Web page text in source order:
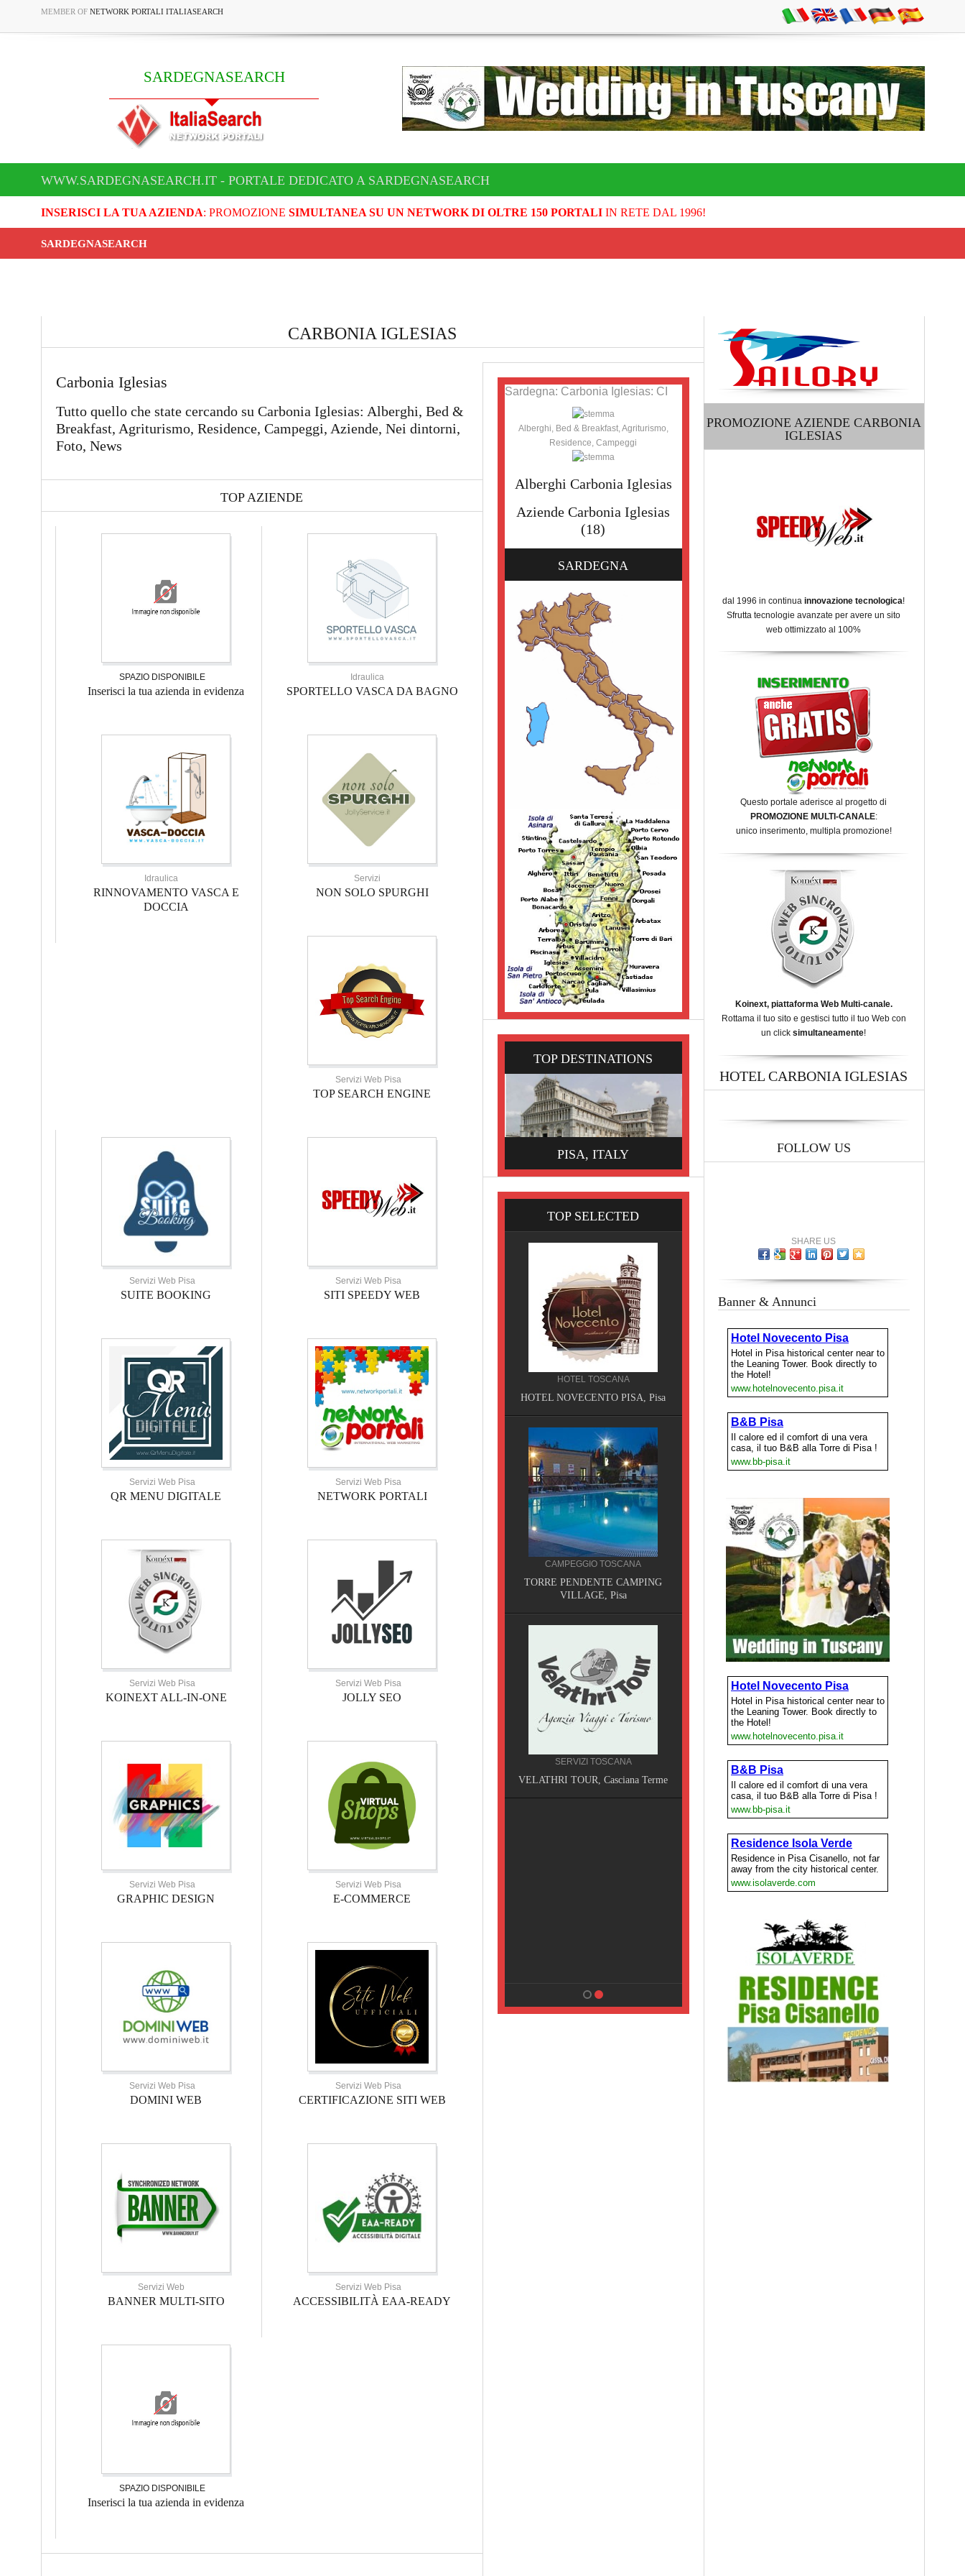
MEMBER OF NETWORK PORTALI ITALIASEARCH
SARDEGNASEARCH
WWW.SARDEGNASEARCH.IT - PORTALE DEDICATO A SARDEGNASEARCH
INSERISCI LA TUA AZIENDA: PROMOZIONE SIMULTANEA SU UN NETWORK DI OLTRE 150 PORTALIIN RETE DAL 1996!
SARDEGNASEARCH
CARBONIA IGLESIAS
Carbonia Iglesias
Tutto quello che state cercando su Carbonia Iglesias: Alberghi, Bed &
Breakfast, Agriturismo, Residence, Campeggi, Aziende, Nei dintorni,
Foto, News
TOP AZIENDE
SPAZIO DISPONIBILE
Inserisci la tua azienda in evidenza
Idraulica
SPORTELLO VASCA DA BAGNO
Idraulica
RINNOVAMENTO VASCA E
DOCCIA
Servizi
NON SOLO SPURGHI
Servizi Web Pisa
TOP SEARCH ENGINE
Servizi Web Pisa
SUITE BOOKING
Servizi Web Pisa
SITI SPEEDY WEB
Servizi Web Pisa
QR MENU DIGITALE
Servizi Web Pisa
NETWORK PORTALI
Servizi Web Pisa
KOINEXT ALL-IN-ONE
Servizi Web Pisa
JOLLY SEO
Servizi Web Pisa
GRAPHIC DESIGN
Servizi Web Pisa
E-COMMERCE
Servizi Web Pisa
DOMINI WEB
Servizi Web Pisa
CERTIFICAZIONE SITI WEB
Servizi Web
BANNER MULTI-SITO
Servizi Web Pisa
ACCESSIBILITÀ EAA-READY
SPAZIO DISPONIBILE
Inserisci la tua azienda in evidenza
Sardegna: Carbonia Iglesias: CI
Alberghi, Bed & Breakfast, Agriturismo,
Residence, Campeggi
Alberghi Carbonia Iglesias
Aziende Carbonia Iglesias
(18)
SARDEGNA
TOP DESTINATIONS
PISA, ITALY
TOP SELECTED
BED AND BREAKFAST SICILIA
BED AND BREAKFAST BAOBAB,
Piazza Armerina
HOTEL TOSCANA
HOTEL VILLA PRIMAVERA, Pisa
HOTEL TOSCANA
HOTEL NOVECENTO PISA, Pisa
HOTEL TOSCANA
HOTEL NOVECENTO PISA, Pisa
CAMPEGGIO TOSCANA
TORRE PENDENTE CAMPING
VILLAGE, Pisa
SERVIZI TOSCANA
VELATHRI TOUR, Casciana Terme
PROMOZIONE AZIENDE CARBONIA
IGLESIAS
dal 1996 in continua innovazione tecnologica!
Sfrutta tecnologie avanzate per avere un sito
web ottimizzato al 100%
Questo portale aderisce al progetto di
PROMOZIONE MULTI-CANALE:
unico inserimento, multipla promozione!
Koinext, piattaforma Web Multi-canale.
Rottama il tuo sito e gestisci tutto il tuo Web con
un click simultaneamente!
HOTEL CARBONIA IGLESIAS
FOLLOW US
SHARE US
Banner & Annunci